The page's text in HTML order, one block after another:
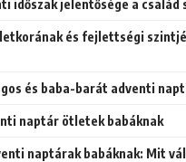
időszak jelentősége a család
és fejlettségi
és baba-barát adventi
naptár ötletek babáknak
naptárak babáknak: Mit